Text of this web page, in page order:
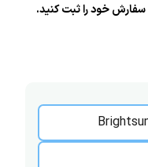
خود را ثبت کنید.